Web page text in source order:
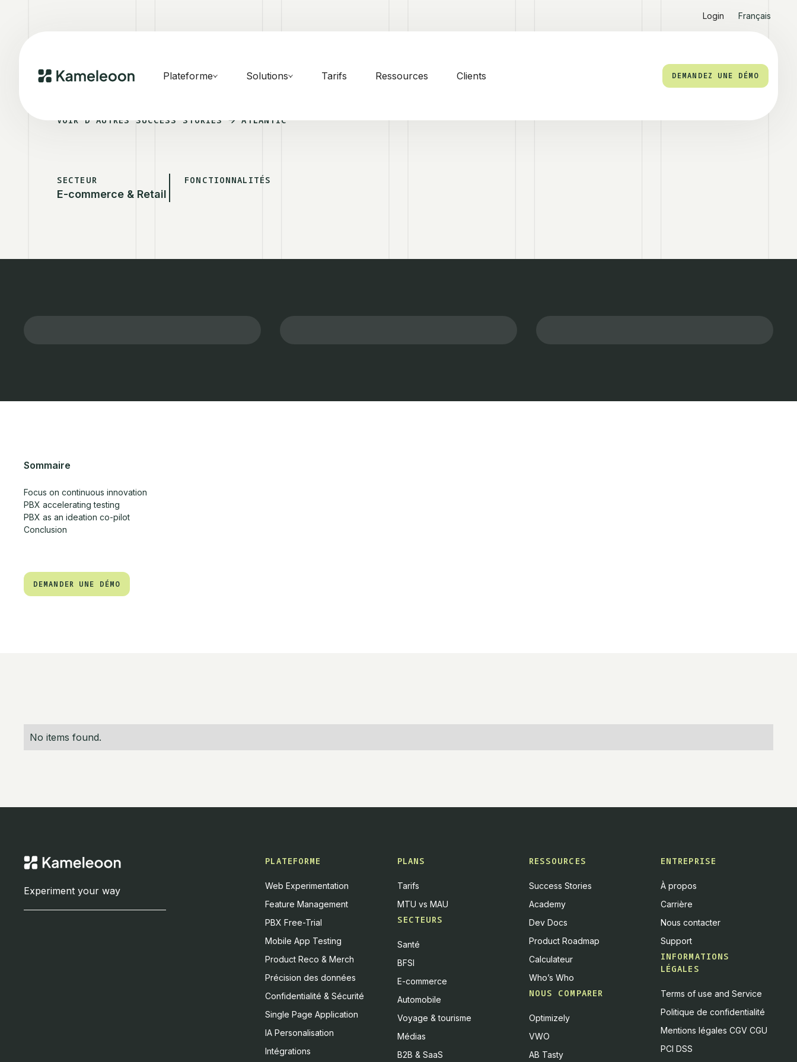
Login Français
Plateforme Solutions Tarifs Ressources Clients DEMANDEZ UNE DÉMO
VOIR D'AUTRES SUCCESS STORIES ATLANTIC
SECTEUR
E-commerce & Retail
FONCTIONNALITÉS
Sommaire
Focus on continuous innovation
PBX accelerating testing
PBX as an ideation co-pilot
Conclusion
DEMANDER UNE DÉMO
No items found.
Experiment your way
PLATEFORME
Web Experimentation
Feature Management
PBX Free-Trial
Mobile App Testing
Product Reco & Merch
Précision des données
Confidentialité & Sécurité
Single Page Application
IA Personalisation
Intégrations
PLANS
Tarifs
MTU vs MAU
SECTEURS
Santé
BFSI
E-commerce
Automobile
Voyage & tourisme
Médias
B2B & SaaS
RESSOURCES
Success Stories
Academy
Dev Docs
Product Roadmap
Calculateur
Who’s Who
NOUS COMPARER
Optimizely
VWO
AB Tasty
ENTREPRISE
À propos
Carrière
Nous contacter
Support
INFORMATIONS
LÉGALES
Terms of use and Service
Politique de confidentialité
Mentions légales CGV CGU
PCI DSS